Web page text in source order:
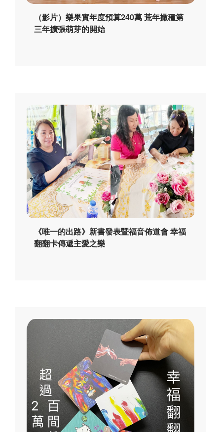
（影片）樂果實年度預算240萬 荒年撒種第
三年擴張萌芽的開始
《唯一的出路》新書發表暨福音佈道會 幸福
翻翻卡傳遞主愛之樂